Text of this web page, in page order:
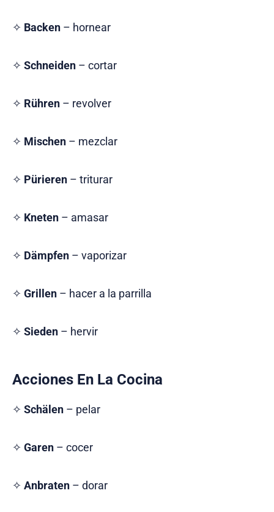
✧ Backen – hornear
✧ Schneiden – cortar
✧ Rühren – revolver
✧ Mischen – mezclar
✧ Pürieren – triturar
✧ Kneten – amasar
✧ Dämpfen – vaporizar
✧ Grillen – hacer a la parrilla
✧ Sieden – hervir
Acciones En La Cocina
✧ Schälen – pelar
✧ Garen – cocer
✧ Anbraten – dorar